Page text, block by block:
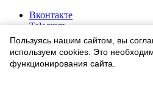
Вконтакте
Telegram
Одноклассники
WhatsApp
1991-2026 © Ювелирный Дом
Пользуясь нашим сайтом, вы
используем cookies. Это
функционирования сайта.